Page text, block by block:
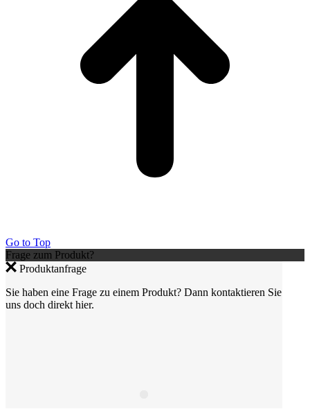
Go to Top
Frage zum Produkt?
Produktanfrage
Sie haben eine Frage zu einem Produkt? Dann kontaktieren Sie
uns doch direkt hier.